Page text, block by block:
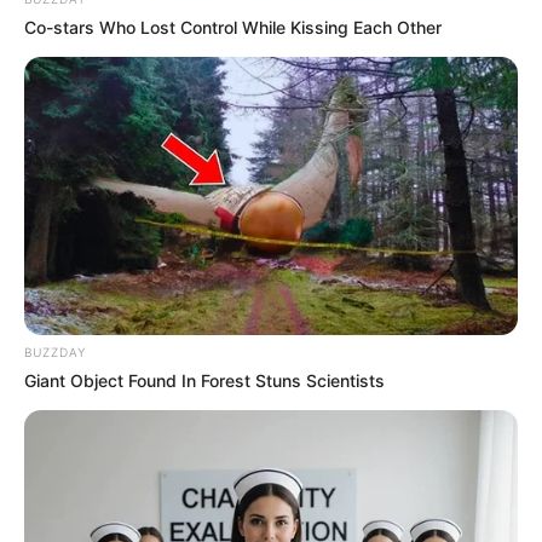
Mute
Biodata, Profil, dan Fakta Annette Edoarda
Co-stars Who Lost Control While Kissing Each Other
BUZZDAY
Giant Object Found In Forest Stuns Scientists